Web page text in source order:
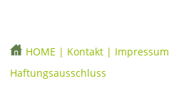
HOME | Kontakt | Impressum
Haftungsausschluss